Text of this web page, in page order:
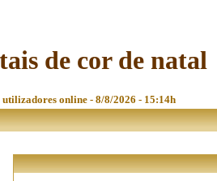
de cor de natal
utilizadores online - 8/8/2026 - 15:14h